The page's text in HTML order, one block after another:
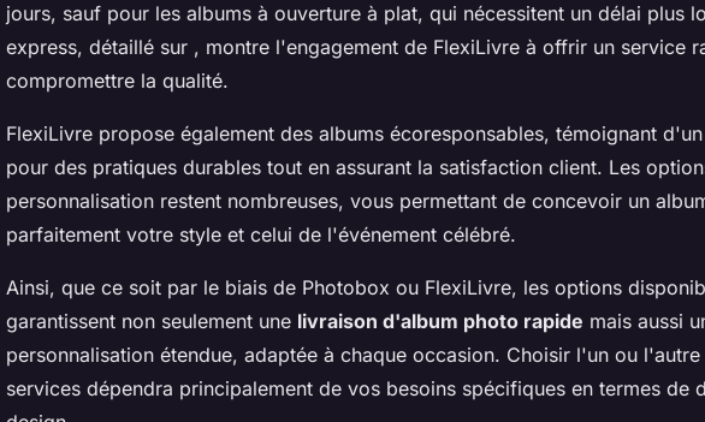
jours, sauf pour les albums à ouverture à plat, qui nécessitent un délai plus
express, détaillé sur , montre l'engagement de FlexiLivre à offrir un service
compromettre la qualité.
FlexiLivre propose également des albums écoresponsables, témoignant
pour des pratiques durables tout en assurant la satisfaction client. Les
personnalisation restent nombreuses, vous permettant de concevoir un
parfaitement votre style et celui de l'événement célébré.
Ainsi, que ce soit par le biais de Photobox ou FlexiLivre, les options
garantissent non seulement une livraison d'album photo rapide mais aussi
personnalisation étendue, adaptée à chaque occasion. Choisir l'un ou
services dépendra principalement de vos besoins spécifiques en termes de